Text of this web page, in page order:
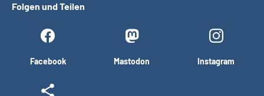
Folgen und Teilen
Facebook Mastodon Instagram